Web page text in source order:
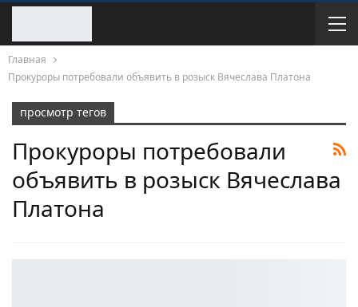
Главная
Прокуроры потребовали объявить в розыск Вячеслава Платона
просмотр тегов
Прокуроры потребовали
объявить в розыск Вячеслава
Платона